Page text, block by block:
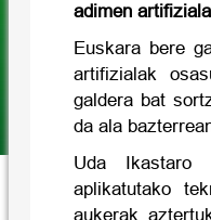
adimen
Euskara bere
artifizialak
galdera bat
da ala
Uda Ikastaro
aplikatutako
aukerak